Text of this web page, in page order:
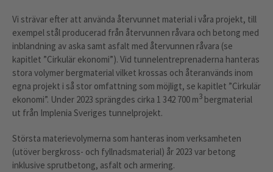
Vi strävar efter att använda återvunnet material i våra projekt, till
exempel stål producerad från återvunnen råvara och betong med
inblandning av aska samt asfalt med återvunnen råvara (se
kapitlet ”Cirkulär ekonomi”). Vid tunnelentreprenaderna hanteras
stora volymer bergmaterial vilket krossas och återanvänds inom
egna projekt i så stor omfattning som möjligt, se kapitlet ”Cirkulär
ekonomi”. Under 2023 sprängdes cirka 1 342 700 m3 bergmaterial
ut från Implenia Sveriges tunnelprojekt.
Största materievolymerna som hanteras inom verksamheten
(utöver bergkross- och fyllnadsmaterial) år 2023 var betong
inklusive sprutbetong, asfalt och armering.